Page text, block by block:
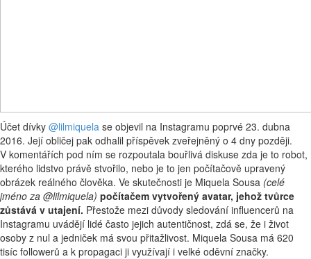
Účet dívky @lilmiquela se objevil na Instagramu poprvé 23. dubna
2016. Její obličej pak odhalil příspěvek zveřejněný o 4 dny později.
V komentářích pod ním se rozpoutala bouřlivá diskuse zda je to robot,
kterého lidstvo právě stvořilo, nebo je to jen počítačově upravený
obrázek reálného člověka. Ve skutečnosti je Miquela Sousa (celé
jméno za @lilmiquela) počítačem vytvořený avatar, jehož tvůrce
zůstává v utajení. Přestože mezi důvody sledování influencerů na
Instagramu uvádějí lidé často jejich autentičnost, zdá se, že i život
osoby z nul a jedniček má svou přitažlivost. Miquela Sousa má 620
tisíc followerů a k propagaci ji využívají i velké oděvní značky.